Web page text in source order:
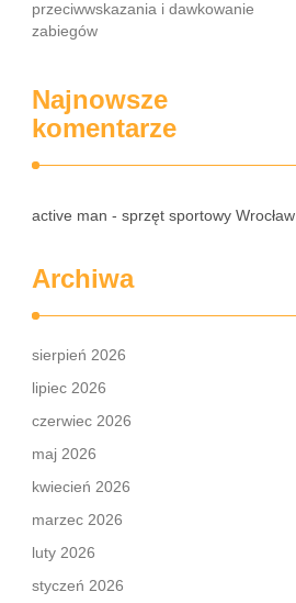
przeciwwskazania i dawkowanie
zabiegów
Najnowsze
komentarze
active man - sprzęt sportowy Wrocław
Archiwa
sierpień 2026
lipiec 2026
czerwiec 2026
maj 2026
kwiecień 2026
marzec 2026
luty 2026
styczeń 2026